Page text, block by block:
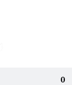
0